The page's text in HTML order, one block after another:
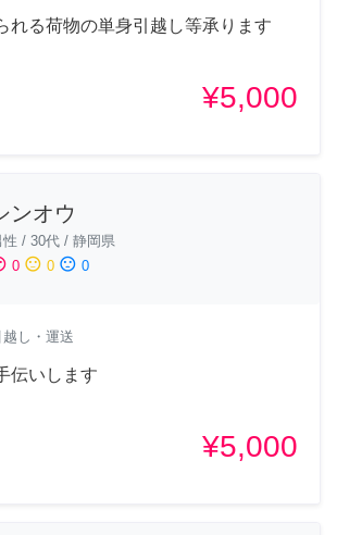
れる荷物の単身引越し等承ります
¥5,000
ンオウ
性 / 30代 / 静岡県
0 sentiment_neutral 0 sentiment_dissatisfied 0
越し・運送
伝いします
¥5,000